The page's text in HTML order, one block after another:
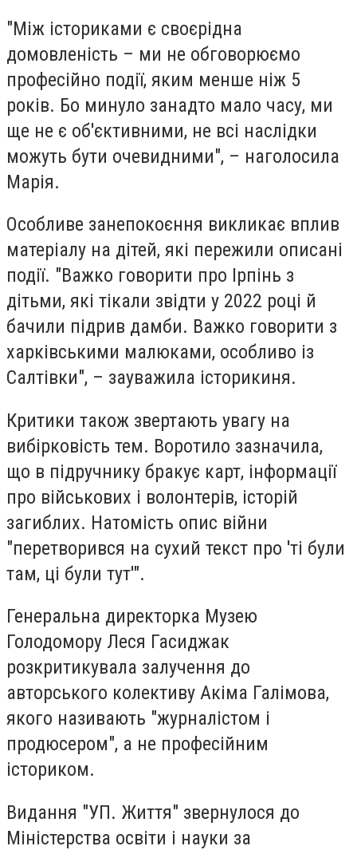
"Між істориками є своєрідна
домовленість – ми не обговорюємо
професійно події, яким менше ніж 5
років. Бо минуло занадто мало часу, ми
ще не є об'єктивними, не всі наслідки
можуть бути очевидними", – наголосила
Марія.
Особливе занепокоєння викликає вплив
матеріалу на дітей, які пережили описані
події. "Важко говорити про Ірпінь з
дітьми, які тікали звідти у 2022 році й
бачили підрив дамби. Важко говорити з
харківськими малюками, особливо із
Салтівки", – зауважила історикиня.
Критики також звертають увагу на
вибірковість тем. Воротило зазначила,
що в підручнику бракує карт, інформації
про військових і волонтерів, історій
загиблих. Натомість опис війни
"перетворився на сухий текст про 'ті були
там, ці були тут'".
Генеральна директорка Музею
Голодомору Леся Гасиджак
розкритикувала залучення до
авторського колективу Акіма Галімова,
якого називають "журналістом і
продюсером", а не професійним
істориком.
Видання "УП. Життя" звернулося до
Міністерства освіти і науки за